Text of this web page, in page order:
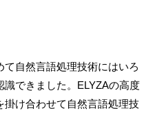
自然言語処理技術にはいろ
できました。ELYZAの高度
掛け合わせて自然言語処理技